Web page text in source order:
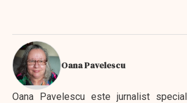
Oana Pavelescu
Oana Pavelescu este jurnalist